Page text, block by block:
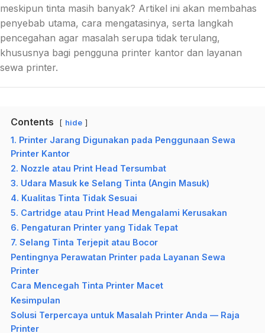
meskipun tinta masih banyak? Artikel ini akan membahas
penyebab utama, cara mengatasinya, serta langkah
pencegahan agar masalah serupa tidak terulang,
khususnya bagi pengguna printer kantor dan layanan
sewa printer.
Contents hide
1. Printer Jarang Digunakan pada Penggunaan Sewa
Printer Kantor
2. Nozzle atau Print Head Tersumbat
3. Udara Masuk ke Selang Tinta (Angin Masuk)
4. Kualitas Tinta Tidak Sesuai
5. Cartridge atau Print Head Mengalami Kerusakan
6. Pengaturan Printer yang Tidak Tepat
7. Selang Tinta Terjepit atau Bocor
Pentingnya Perawatan Printer pada Layanan Sewa
Printer
Cara Mencegah Tinta Printer Macet
Kesimpulan
Solusi Terpercaya untuk Masalah Printer Anda — Raja
Printer